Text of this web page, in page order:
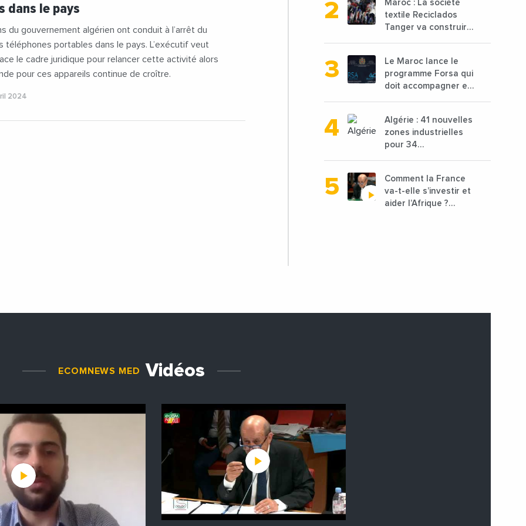
dans le pays
du gouvernement algérien ont conduit à l’arrêt du
téléphones portables dans le pays. L’exécutif veut
le cadre juridique pour relancer cette activité alors
pour ces appareils continue de croître.
2024
en baisse de 15%
Maroc : La société
textile Reciclados
Tanger va construire
pour traiter les
déchets textiles
Le Maroc lance le
programme Forsa qui
doit accompagner et
avec une enveloppe
de 1,25 milliard de
dirhams
Algérie : 41 nouvelles
zones industrielles
pour 34
Comment la France
va-t-elle s’investir et
aider l’Afrique ?
ECOMNEWS MED Vidéos